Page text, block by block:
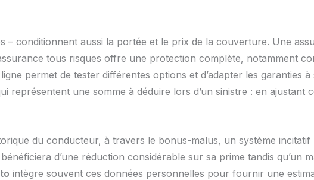
– conditionnent aussi la portée et le prix de la couverture. Une
tous risques offre une protection complète, notamment
permet de tester différentes options et d’adapter les garanties à
représentent une somme à déduire lors d’un sinistre : en ajustant
du conducteur, à travers le bonus-malus, un système
d’une réduction considérable sur sa prime tandis qu’un
intègre souvent ces données personnelles pour fournir une